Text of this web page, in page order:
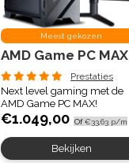
Meest gekozen
AMD Game PC MAX
Prestaties
Next level gaming met de
AMD Game PC MAX!
€1.049,00 Of€33,63 p/m
Bekijken